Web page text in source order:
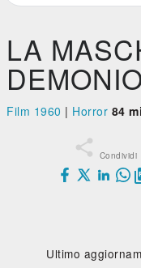
LA
Film 1960 | Horror 84
 Condividi
Ultimo